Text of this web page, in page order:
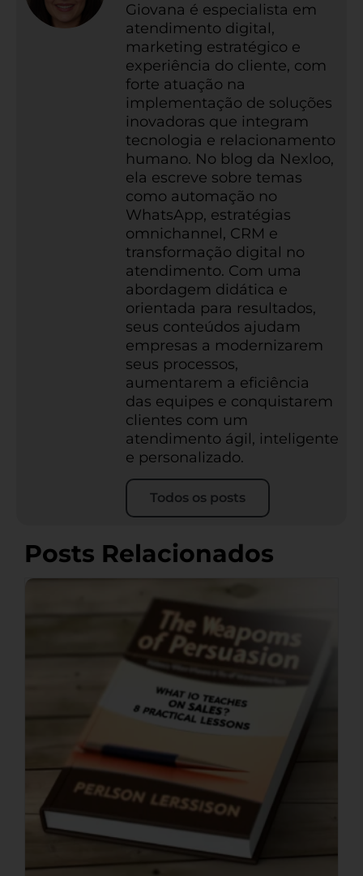
Giovana é especialista em
atendimento digital,
marketing estratégico e
experiência do cliente, com
forte atuação na
implementação de soluções
inovadoras que integram
tecnologia e relacionamento
humano. No blog da Nexloo,
ela escreve sobre temas
como automação no
WhatsApp, estratégias
omnichannel, CRM e
transformação digital no
atendimento. Com uma
abordagem didática e
orientada para resultados,
seus conteúdos ajudam
empresas a modernizarem
seus processos,
aumentarem a eficiência
das equipes e conquistarem
clientes com um
atendimento ágil, inteligente
e personalizado.
Todos os posts
Posts Relacionados